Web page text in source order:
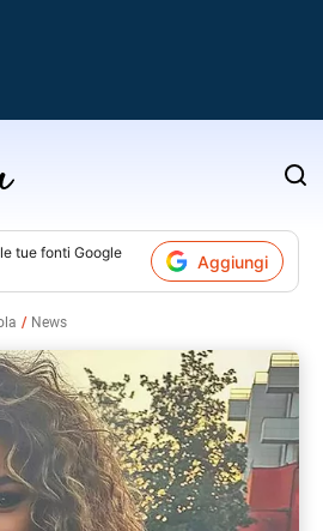
tue fonti Google
Aggiungi
News